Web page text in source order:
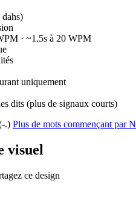
· ~1.5s à 20 WPM
uniquement
dits (plus de signaux courts)
.) Plus de mots commençant par N
visuel
ce design